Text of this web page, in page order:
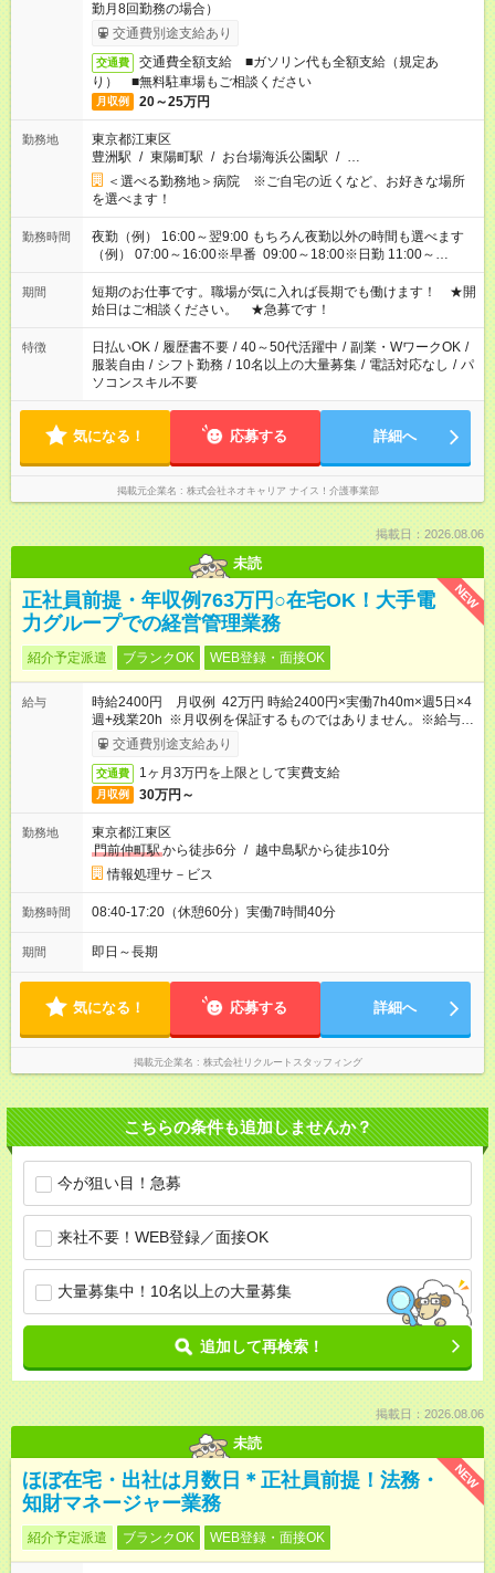
勤月8回勤務の場合）
交通費別途支給あり
交通費
交通費全額支給 ■ガソリン代も全額支給（規定あ
り） ■無料駐車場もご相談ください
月収例 20～25万円
勤務地
東京都江東区
豊洲駅 / 東陽町駅 / お台場海浜公園駅 / …
＜選べる勤務地＞病院 ※ご自宅の近くなど、お好きな場所
を選べます！
勤務時間
夜勤（例） 16:00～翌9:00 もちろん夜勤以外の時間も選べます
（例） 07:00～16:00※早番 09:00～18:00※日勤 11:00～
20:00※遅番 ※時間は、固定・選べる施設もあるので、ご希望が
あれば調整できます！ ※シフト制。勤務地により実働時間が異
なります。★家庭の都合でお休みが必要な場合も遠慮なくご相談
ください。
期間
短期のお仕事です。職場が気に入れば長期でも働けます！ ★開
始日はご相談ください。 ★急募です！
特徴 日払いOK / 履歴書不要 / 40～50代活躍中 / 副業・WワークOK /
服装自由 / シフト勤務 / 10名以上の大量募集 / 電話対応なし / パ
ソコンスキル不要
気になる！ 応募する 詳細へ
掲載元企業名 株式会社ネオキャリア ナイス！介護事業部
掲載日：2026.08.06
未読
NEW
正社員前提・年収例763万円○在宅OK！大手電
力グループでの経営管理業務
紹介予定派遣 ブランクOK WEB登録・面接OK
給与
時給2400円 月収例 42万円 時給2400円×実働7h40m×週5日×4
週+残業20h ※月収例を保証するものではありません。※給与即
受取りサービス利用可（利用条件有）
交通費別途支給あり
交通費 1ヶ月3万円を上限として実費支給
月収例 30万円～
勤務地
東京都江東区
門前仲町駅から徒歩6分 / 越中島駅から徒歩10分
情報処理サ－ビス
勤務時間 08:40-17:20（休憩60分）実働7時間40分
期間 即日～長期
気になる！ 応募する 詳細へ
掲載元企業名 株式会社リクルートスタッフィング
こちらの条件も追加しませんか？
今が狙い目！急募
来社不要！WEB登録／面接OK
大量募集中！10名以上の大量募集
追加して再検索！
掲載日：2026.08.06
未読
NEW
ほぼ在宅・出社は月数日＊正社員前提！法務・
知財マネージャー業務
紹介予定派遣 ブランクOK WEB登録・面接OK